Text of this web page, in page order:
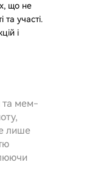
що не
участі.
і
та мем-
лише